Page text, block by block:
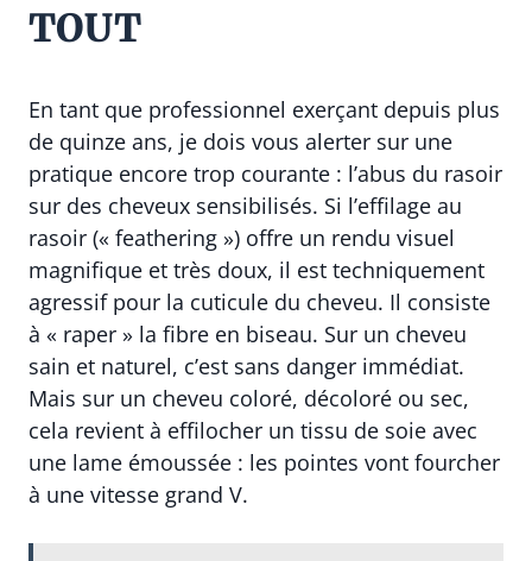
TOUT
En tant que professionnel exerçant depuis plus
de quinze ans, je dois vous alerter sur une
pratique encore trop courante : l’abus du rasoir
sur des cheveux sensibilisés. Si l’effilage au
rasoir (« feathering ») offre un rendu visuel
magnifique et très doux, il est techniquement
agressif pour la cuticule du cheveu. Il consiste
à « raper » la fibre en biseau. Sur un cheveu
sain et naturel, c’est sans danger immédiat.
Mais sur un cheveu coloré, décoloré ou sec,
cela revient à effilocher un tissu de soie avec
une lame émoussée : les pointes vont fourcher
à une vitesse grand V.